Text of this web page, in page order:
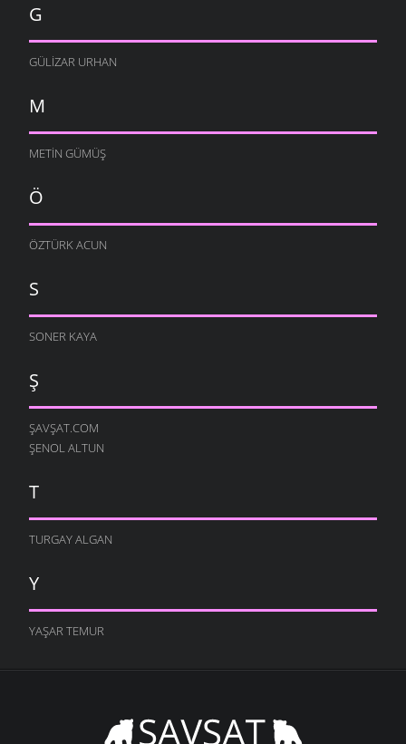
G
GÜLIZAR URHAN
M
METIN GÜMÜŞ
Ö
ÖZTÜRK ACUN
S
SONER KAYA
Ş
ŞAVŞAT.COM
ŞENOL ALTUN
T
TURGAY ALGAN
Y
YAŞAR TEMUR